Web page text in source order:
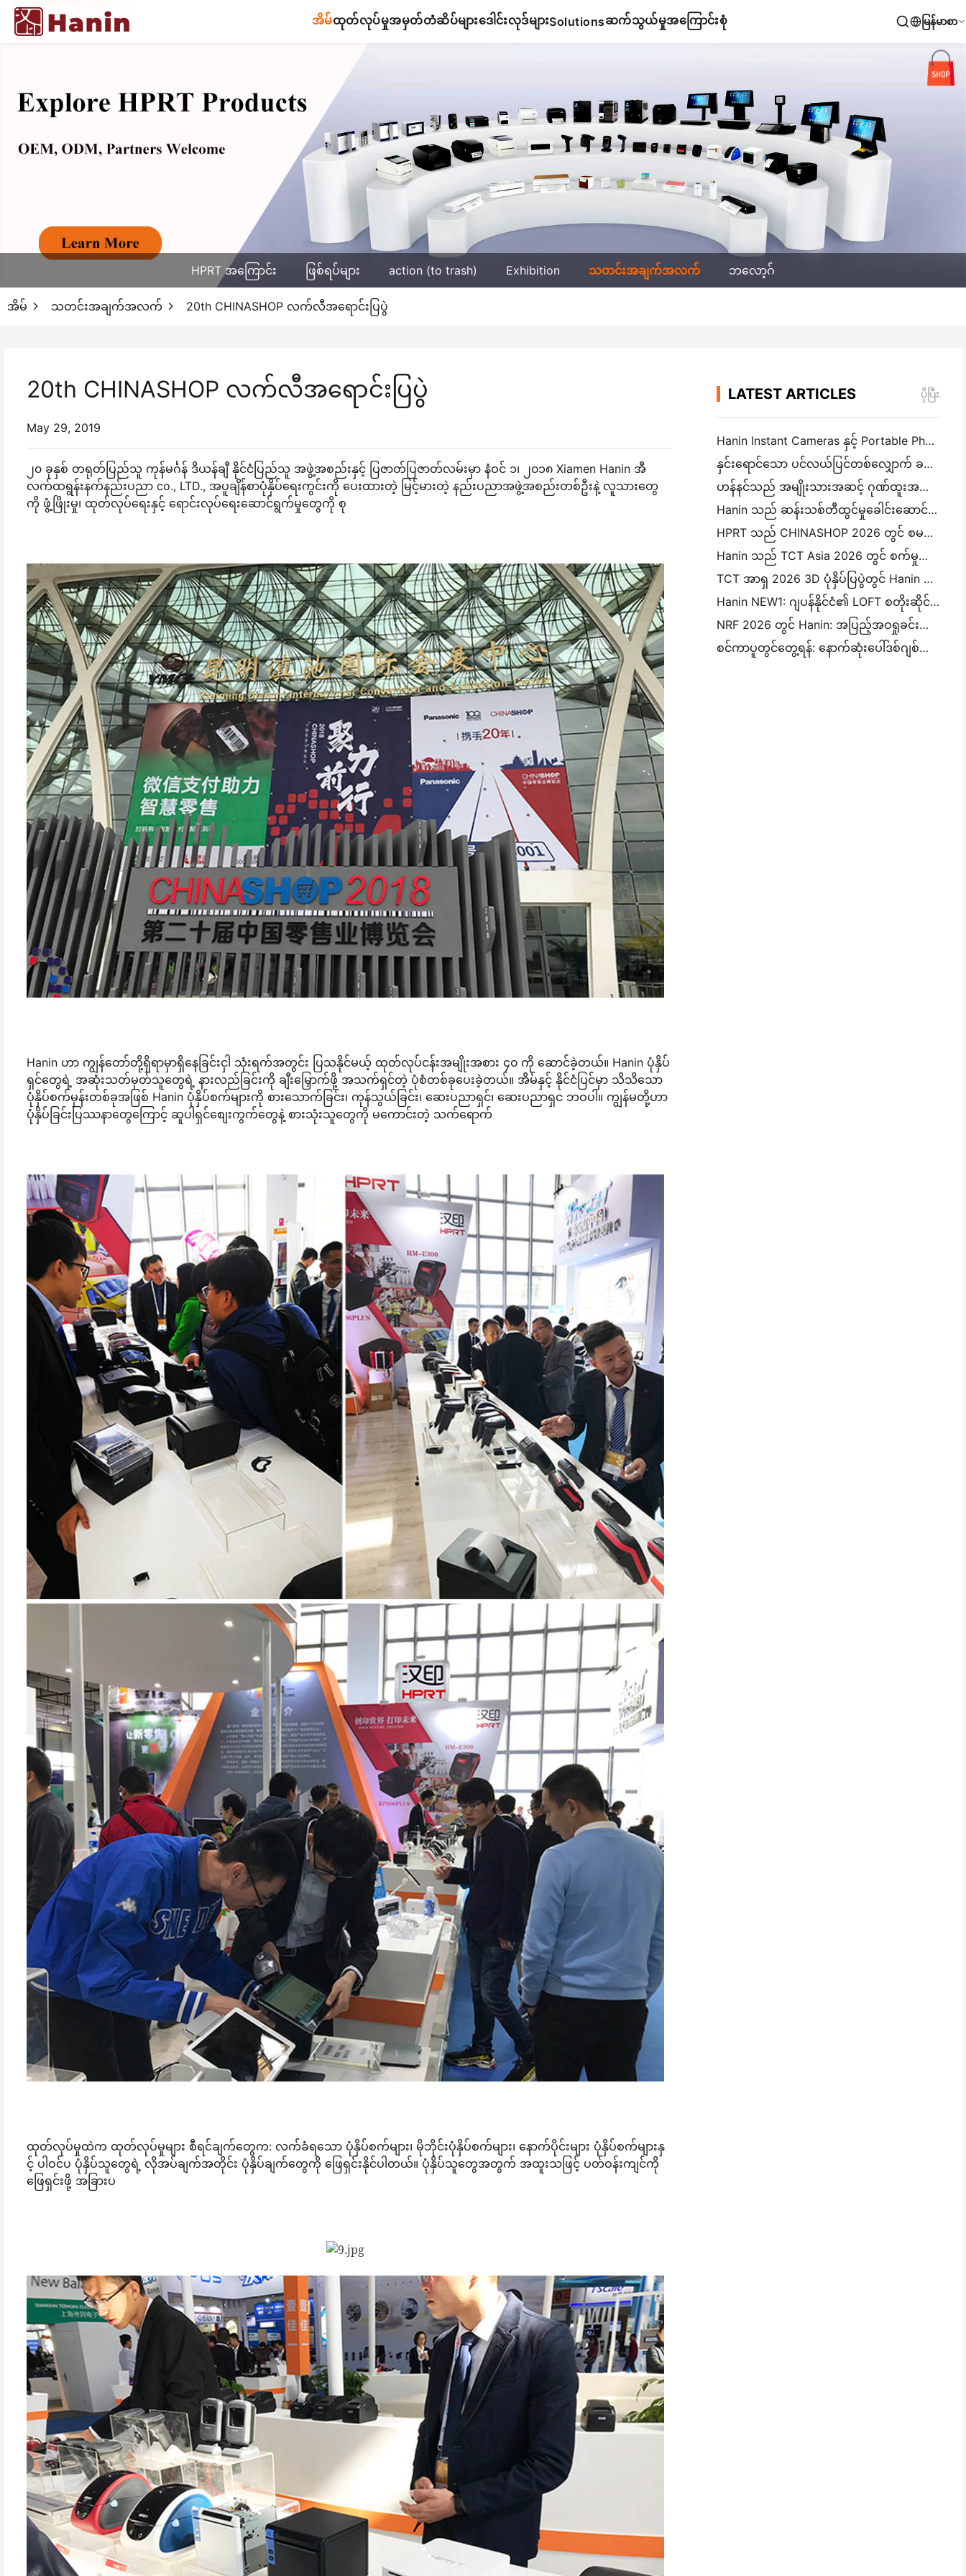
အိမ်ထုတ်လုပ်မှုအမှတ်တံဆိပ်များဒေါင်းလုဒ်များSolutionsဆက်သွယ်မှုအကြောင်းစုံ မြန်မာစာ
HPRT အကြောင်း ဖြစ်ရပ်များ action (to trash) Exhibition သတင်းအချက်အလက် ဘလော့ဂ်
အိမ် သတင်းအချက်အလက် 20th CHINASHOP လက်လီအရောင်းပြပွဲ
20th CHINASHOP လက်လီအရောင်းပြပွဲ
May 29, 2019
၂၀ ခုနှစ် တရုတ်ပြည်သူ ကုန်မင်္ဂန် ဒိယန်ချီ နိုင်ငံပြည်သူ အဖွဲ့အစည်းနှင့် ပြဇာတ်ပြဇာတ်လမ်းမှာ နံဝင် ၁၊ ၂၀၁၈ Xiamen Hanin အီ
လက်ထရွန်းနက်နည်းပညာ co., LTD., အပူချိန်စာပုံနှိပ်ရေးကွင်းကို ပေးထားတဲ့ မြင့်မားတဲ့ နည်းပညာအဖွဲ့အစည်းတစ်ဦးနဲ့ လူသားတွေ
ကို ဖွံ့ဖြိုးမှု၊ ထုတ်လုပ်ရေးနှင့် ရောင်းလုပ်ရေးဆောင်ရွက်မှုတွေကို စု
Hanin ဟာ ကျွန်တော်တို့ရှိရာမှာရှိနေခြင်းငှါ သုံးရက်အတွင်း ပြသနိုင်မယ့် ထုတ်လုပ်ငန်းအမျိုးအစား ၄၀ ကို ဆောင်ခဲ့တယ်။ Hanin ပုံနှိပ်
ရှင်တွေရဲ့ အဆုံးသတ်မှတ်သူတွေရဲ့ နားလည်ခြင်းကို ချီးမြှောက်ဖို့ အသက်ရှင်တဲ့ ပုံစံတစ်ခုပေးခဲ့တယ်။ အိမ်နှင့် နိုင်ငံပြင်မှာ သိသိသော
ပုံနှိပ်စက်မှန်းတစ်ခုအဖြစ် Hanin ပုံနှိပ်စက်များကို စားသောက်ခြင်း၊ ကုန်သွယ်ခြင်း၊ ဆေးပညာရှင်၊ ဆေးပညာရှင ဘဝပါ။ ကျွန်မတို့ဟာ
ပုံနှိပ်ခြင်းပြဿနာတွေကြောင့် ဆူပါရှင်စျေးကွက်တွေနဲ့ စားသုံးသူတွေကို မကောင်းတဲ့ သက်ရောက်
ထုတ်လုပ်မှုထဲက ထုတ်လုပ်မှုများ စီရင်ချက်တွေက: လက်ခံရသော ပုံနှိပ်စက်များ၊ မိုဘိုင်းပုံနှိပ်စက်များ၊ နောက်ပိုင်းများ ပုံနှိပ်စက်များနှ
င့် ပါဝင်ပ ပုံနှိပ်သူတွေရဲ့ လိုအပ်ချက်အတိုင်း ပုံနှိပ်ချက်တွေကို ဖြေရှင်းနိုင်ပါတယ်။ ပုံနှိပ်သူတွေအတွက် အထူးသဖြင့် ပတ်ဝန်းကျင်ကို
ဖြေရှင်းဖို့ အခြားပ
LATEST ARTICLES ပိုပြီး
Hanin Instant Cameras နှင့် Portable Photo Printers များသည် IEAE Shenzhen 2026 တွင် စိတ်ဝင်စားမှုကြီးကို ဆွဲဆောင်သည်။
နှင်းရောင်သော ပင်လယ်ပြင်တစ်လျှောက် ခရီးစဉ်: ဟန်နင်သည် ကမ်ဒိုရှိ ကလေးများအား ဓာတ်ပုံပညာရေးအစီ
ဟန်နင်သည် အမျိုးသားအဆင့် ဂုဏ်ထူးအသစ်ရရှိခဲ့သည်။ "၂၀၂၆ တရုတ်နိုင်ငံတွင် ထုတ်လုပ်ထားသည် · စားသုံးသူများမှ ယုံ
Hanin သည် ဆန်းသစ်တီထွင်မှုခေါင်းဆောင်မှုအတွက် လုပ်ငန်းနည်းပညာအမျိုးသားစင်တာအဖြစ် အသိအမှတ
HPRT သည် CHINASHOP 2026 တွင် စမတ်လက်လီရောင်းချမှုအတွက် AI-Driven NEX Series ကိုပြသသည်။
Hanin သည် TCT Asia 2026 တွင် စက်မှုလုပ်ငန်း 3D ပုံနှိပ်မှုအတွက် LCD-L298 နှင့် SJF ဆန်းသစ်တီထွင်မှုများကို ဖော်ပြသည်။
TCT အာရှ 2026 3D ပုံနှိပ်ပြပွဲတွင် Hanin ကိုပါဝင်ပါ
Hanin NEW1: ဂျပန်နိုင်ငံ၏ LOFT စတိုးဆိုင်များသို့ ဆောင်ရွက်သော စတီကယ်ပုံနှိပ်စက်
NRF 2026 တွင် Hanin: အပြည့်အဝရှုခင်းကို Intelligent Printing Solutions ဖြင့် လက်လီရောင်းချမှုကို အာဏာပေးခြင်း
စင်ကာပူတွင်တွေ့ရန်: နောက်ဆုံးပေါ်ဒစ်ဂျစ်တယ်ပုံနှိပ်နည်းပညာကိုမြင်ရန် ITMA ASIA 2025 တွင်ဟာနင်နှင့်အတူ